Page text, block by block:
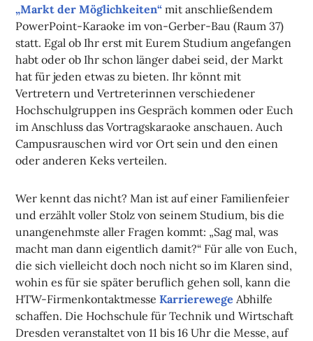
„Markt der Möglichkeiten“ mit anschließendem
PowerPoint-Karaoke im von-Gerber-Bau (Raum 37)
statt. Egal ob Ihr erst mit Eurem Studium angefangen
habt oder ob Ihr schon länger dabei seid, der Markt
hat für jeden etwas zu bieten. Ihr könnt mit
Vertretern und Vertreterinnen verschiedener
Hochschulgruppen ins Gespräch kommen oder Euch
im Anschluss das Vortragskaraoke anschauen. Auch
Campusrauschen wird vor Ort sein und den einen
oder anderen Keks verteilen.
Wer kennt das nicht? Man ist auf einer Familienfeier
und erzählt voller Stolz von seinem Studium, bis die
unangenehmste aller Fragen kommt: „Sag mal, was
macht man dann eigentlich damit?“ Für alle von Euch,
die sich vielleicht doch noch nicht so im Klaren sind,
wohin es für sie später beruflich gehen soll, kann die
HTW-FirmenkontaktmesseKarrierewege Abhilfe
schaffen. Die Hochschule für Technik und Wirtschaft
Dresden veranstaltet von 11 bis 16 Uhr die Messe, auf